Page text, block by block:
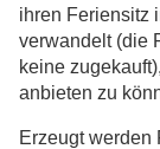
ihren Feriensitz
verwandelt (die
keine
anbieten zu
Erzeugt werden